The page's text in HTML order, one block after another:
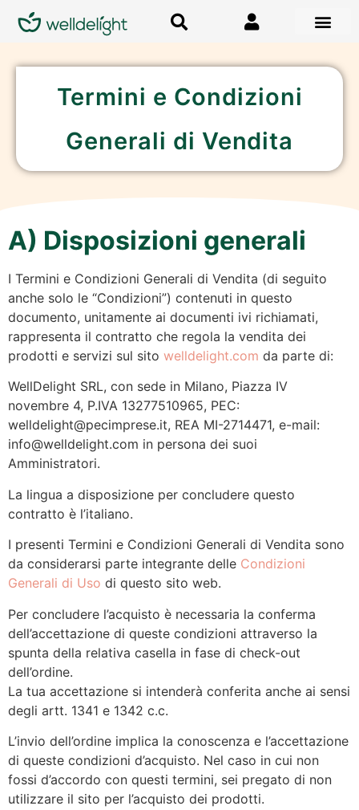
Termini e Condizioni
Generali di Vendita
A) Disposizioni generali
I Termini e Condizioni Generali di Vendita (di seguito
anche solo le “Condizioni”) contenuti in questo
documento, unitamente ai documenti ivi richiamati,
rappresenta il contratto che regola la vendita dei
prodotti e servizi sul sito welldelight.com da parte di:
WellDelight SRL, con sede in Milano, Piazza IV
novembre 4, P.IVA 13277510965, PEC:
welldelight@pecimprese.it, REA MI-2714471, e-mail:
info@welldelight.com in persona dei suoi
Amministratori.
La lingua a disposizione per concludere questo
contratto è l’italiano.
I presenti Termini e Condizioni Generali di Vendita sono
da considerarsi parte integrante delle Condizioni
Generali di Uso di questo sito web.
Per concludere l’acquisto è necessaria la conferma
dell’accettazione di queste condizioni attraverso la
spunta della relativa casella in fase di check-out
dell’ordine.
La tua accettazione si intenderà conferita anche ai sensi
degli artt. 1341 e 1342 c.c.
L’invio dell’ordine implica la conoscenza e l’accettazione
di queste condizioni d’acquisto. Nel caso in cui non
fossi d’accordo con questi termini, sei pregato di non
utilizzare il sito per l’acquisto dei prodotti.